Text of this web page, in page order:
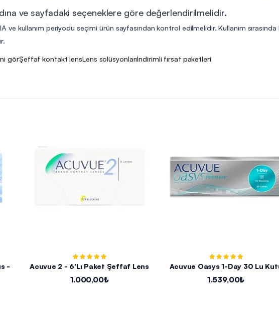
ve sayfadaki seçeneklere göre değerlendirilmelidir.
kullanım periyodu seçimi ürün sayfasından kontrol edilmelidir. Kullanım sırasında
görŞeffaf kontakt lensLens solüsyonlarıİndirimli fırsat paketleri
-
Acuvue 2 - 6'lı Paket Şeffaf Lens
1.000,00₺
Acuvue Oasys 1-Day 30 Lu
1.539,00₺